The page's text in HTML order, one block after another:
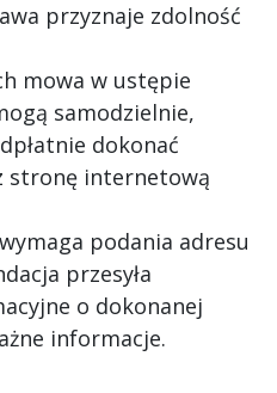
przyznaje zdolność
mowa w ustępie
samodzielnie,
dokonać
stronę internetową
podania adresu
przesyła
o dokonanej
informacje.